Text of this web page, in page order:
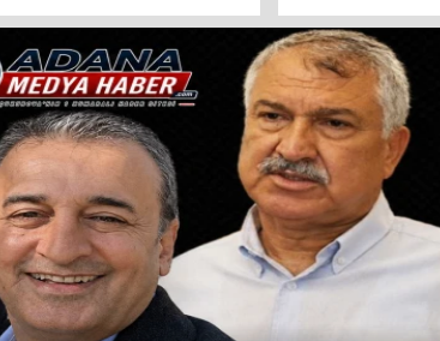
:
ve
Başkanı!
Gürlek açıkladı...